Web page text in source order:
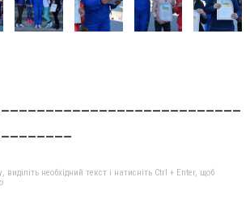
необхідний текст і натисніть Ctrl + Enter, щоб